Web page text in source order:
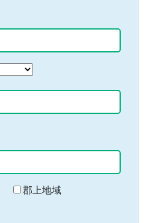
郡上地域